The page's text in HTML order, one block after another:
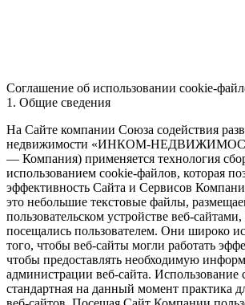
Соглашение об использовании cookie-
1. Общие сведения
На Сайте компании Союза содействия
недвижимости «ИНКОМ-
— Компания) применяется технология
использованием cookie-файлов, которая
эффективность Сайта и Сервисов
это небольшие текстовые файлы,
пользовательском устройстве веб-
посещались пользователем. Они широко
того, чтобы веб-сайты могли работать
чтобы предоставлять необходимую
администрации веб-сайта. Использование
стандартная на данный момент практика